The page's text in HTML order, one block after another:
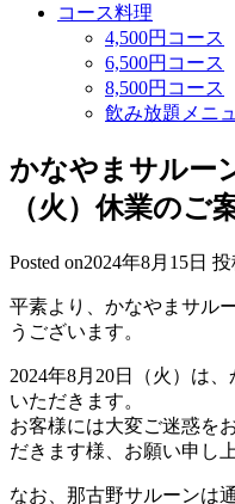
コース料理
4,500円コース
6,500円コース
8,500円コース
飲み放題メニ
かなやまサルー
（火）休業のご
Posted on2024年8月15日 投
平素より、かなやまサル
うございます。
2024年8月20日（火）は
いただきます。
お客様には大変ご迷惑を
だきます様、お願い申し
なお、那古野サルーンは